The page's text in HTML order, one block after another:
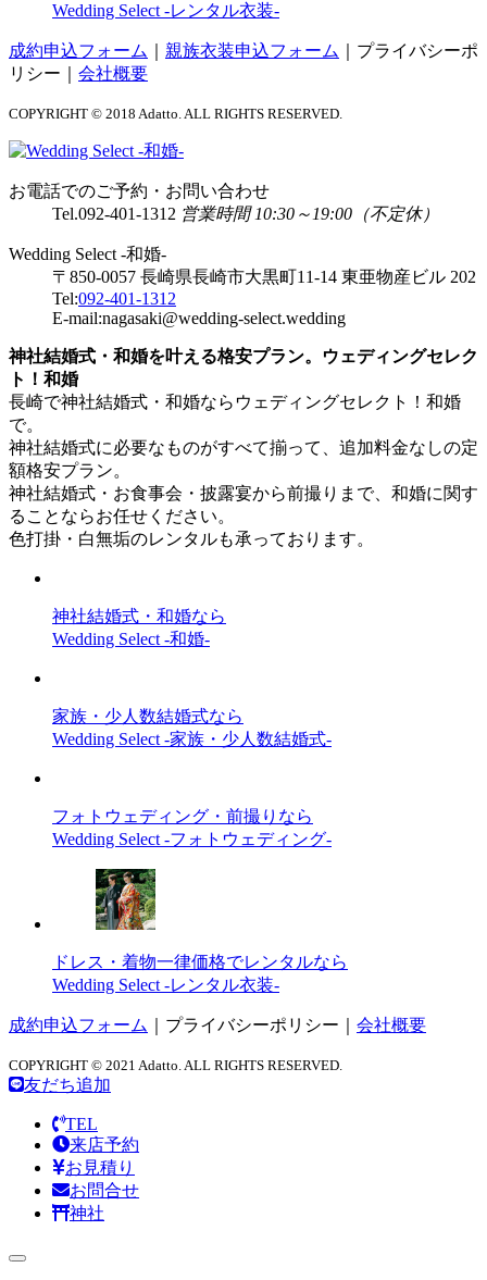
Wedding Select -レンタル衣装-
成約申込フォーム 親族衣装申込フォーム
プライバシーポ
リシー
会社概要
COPYRIGHT © 2018 Adatto. ALL RIGHTS RESERVED.
お電話でのご予約・お問い合わせ
Tel.092-401-1312 営業時間 10:30～19:00（不定休）
Wedding Select -和婚-
〒850-0057 長崎県長崎市大黒町11-14 東亜物産ビル 202
Tel:092-401-1312
E-mail:nagasaki@wedding-select.wedding
神社結婚式・和婚を叶える格安プラン。ウェディングセレク
ト！和婚
長崎で神社結婚式・和婚ならウェディングセレクト！和婚
で。
神社結婚式に必要なものがすべて揃って、追加料金なしの定
額格安プラン。
神社結婚式・お食事会・披露宴から前撮りまで、和婚に関す
ることならお任せください。
色打掛・白無垢のレンタルも承っております。
神社結婚式・和婚なら
Wedding Select -和婚-
家族・少人数結婚式なら
Wedding Select -家族・少人数結婚式-
フォトウェディング・前撮りなら
Wedding Select -フォトウェディング-
ドレス・着物一律価格でレンタルなら
Wedding Select -レンタル衣装-
成約申込フォーム プライバシーポリシー 会社概要
COPYRIGHT © 2021 Adatto. ALL RIGHTS RESERVED.
友だち追加
TEL
来店予約
お見積り
お問合せ
神社